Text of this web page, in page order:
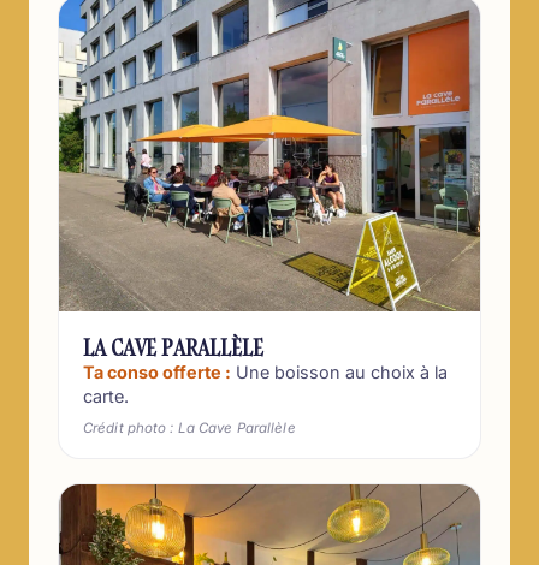
LA CAVE PARALLÈLE
Ta conso offerte : Une boisson au choix à la
carte.
Crédit photo : La Cave Parallèle